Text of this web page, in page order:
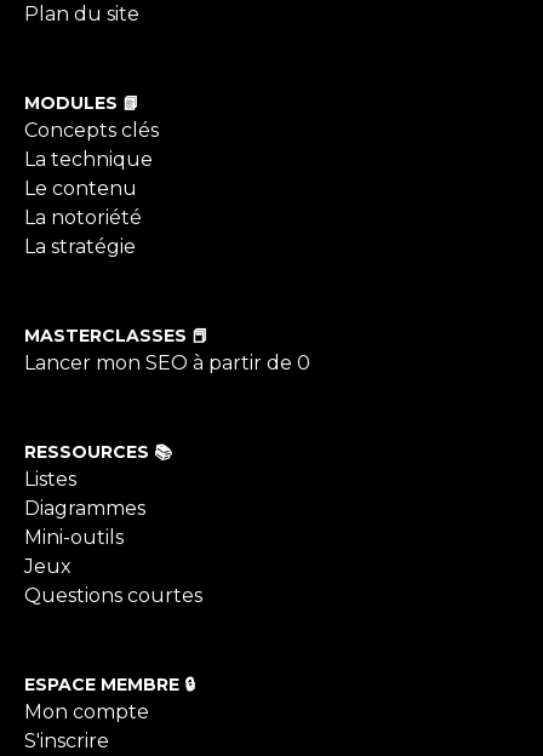
Plan du site
MODULES 📗
Concepts clés
La technique
Le contenu
La notoriété
La stratégie
MASTERCLASSES 📕
Lancer mon SEO à partir de 0
RESSOURCES 📚
Listes
Diagrammes
Mini-outils
Jeux
Questions courtes
ESPACE MEMBRE 🔒
Mon compte
S'inscrire